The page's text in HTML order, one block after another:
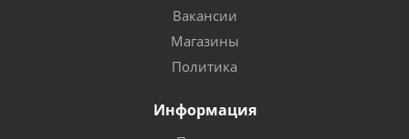
Вакансии
Магазины
Политика
Информация